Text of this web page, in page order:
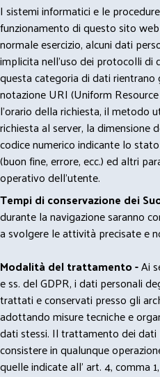
I sistemi informatici e le
funzionamento di questo sito
normale esercizio, alcuni dati
implicita nell'uso dei protocolli di
questa categoria di dati rientrano
notazione URI (Uniform
l'orario della richiesta, il metodo
richiesta al server, la dimensione
codice numerico indicante lo
(buon fine, errore, ecc.) ed altri
operativo dell'utente.
Tempi di conservazione dei
durante la navigazione saranno
a svolgere le attività precisate e
Modalità del trattamento -Ai
e ss. del GDPR, i dati personali
trattati e conservati presso gli
adottando misure tecniche e
dati stessi. Il trattamento dei
consistere in qualunque
quelle indicate all' art. 4, comma